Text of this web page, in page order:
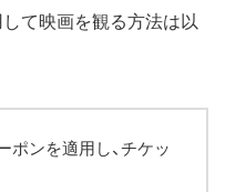
して映画を観る方法は以
ポンを適用し、チケッ